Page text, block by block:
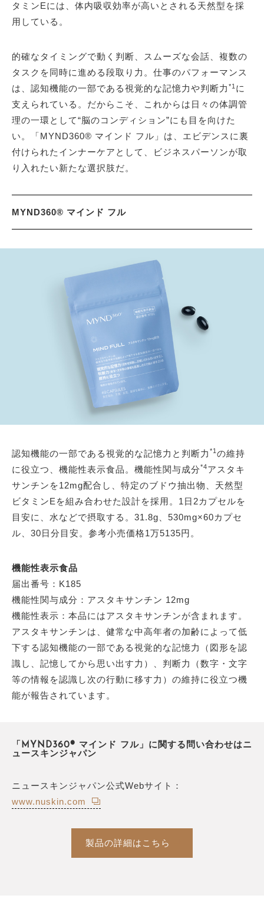
タミンEには、体内吸収効率が高いとされる天然型を採
用している。
的確なタイミングで動く判断、スムーズな会話、複数の
タスクを同時に進める段取り力。仕事のパフォーマンス
は、認知機能の一部である視覚的な記憶力や判断力 *1 に
支えられている。だからこそ、これからは日々の体調管
理の一環として“脳のコンディション”にも目を向けた
い。「MYND360® マインド フル」は、エビデンスに裏
付けられたインナーケアとして、ビジネスパーソンが取
り入れたい新たな選択肢だ。
MYND360® マインド フル
認知機能の一部である視覚的な記憶力と判断力 *1 の維持
に役立つ、機能性表示食品。機能性関与成分*4アスタキ
サンチンを12mg配合し、特定のブドウ抽出物、天然型
ビタミンEを組み合わせた設計を採用。1日2カプセルを
目安に、水などで摂取する。31.8g、530mg×60カプセ
ル、30日分目安。参考小売価格1万5135円。
機能性表示食品
届出番号：K185
機能性関与成分：アスタキサンチン 12mg
機能性表示：本品にはアスタキサンチンが含まれます。
アスタキサンチンは、健常な中高年者の加齢によって低
下する認知機能の一部である視覚的な記憶力（図形を認
識し、記憶してから思い出す力）、判断力（数字・文字
等の情報を認識し次の行動に移す力）の維持に役立つ機
能が報告されています。
「MYND360® マインド フル」に関する問い合わせはニ
ュースキンジャパン
ニュースキンジャパン公式Webサイト：
www.nuskin.com
製品の詳細はこちら